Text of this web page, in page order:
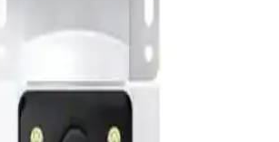
360 Derece IP Kamera ile
Güçlendirin
360 derece IP kamerası, yüksek çözünürlük,
bağlantı özellikleriyle güvenliği artırır,
yönlü kullanımıyla öne çıkar.